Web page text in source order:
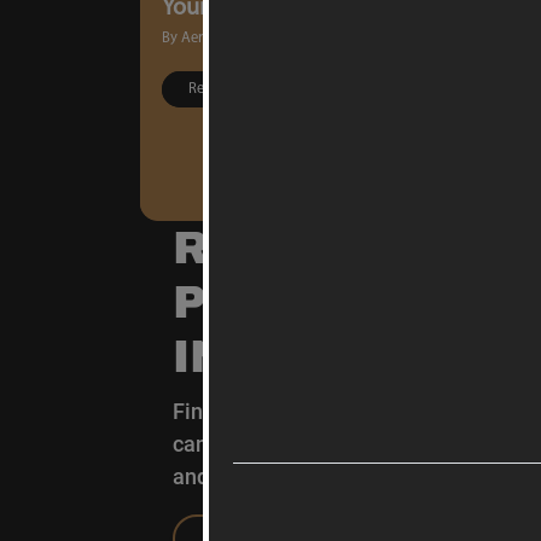
Your Premier Aviation Partner
By Aeropaarth
Read More
PRIVATE
INDUSTRY:
Find out why we’re the experts in air
can help you by providing a wide
and at minimal costs.